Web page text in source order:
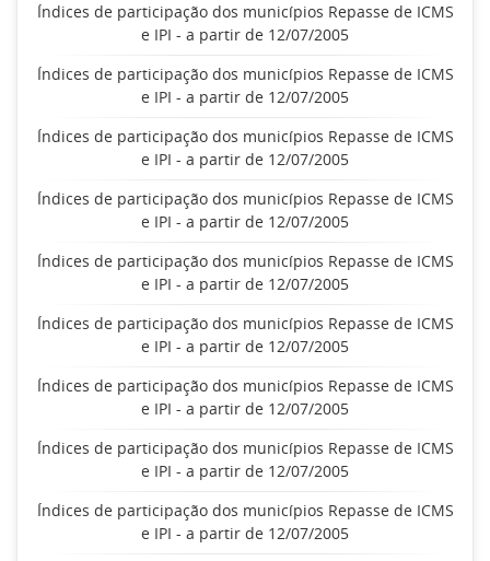
Índices de participação dos municípios Repasse de ICMS
e IPI - a partir de 12/07/2005
Índices de participação dos municípios Repasse de ICMS
e IPI - a partir de 12/07/2005
Índices de participação dos municípios Repasse de ICMS
e IPI - a partir de 12/07/2005
Índices de participação dos municípios Repasse de ICMS
e IPI - a partir de 12/07/2005
Índices de participação dos municípios Repasse de ICMS
e IPI - a partir de 12/07/2005
Índices de participação dos municípios Repasse de ICMS
e IPI - a partir de 12/07/2005
Índices de participação dos municípios Repasse de ICMS
e IPI - a partir de 12/07/2005
Índices de participação dos municípios Repasse de ICMS
e IPI - a partir de 12/07/2005
Índices de participação dos municípios Repasse de ICMS
e IPI - a partir de 12/07/2005